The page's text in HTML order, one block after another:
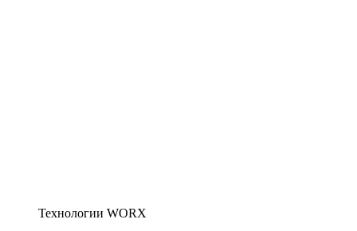
Технологии WORX